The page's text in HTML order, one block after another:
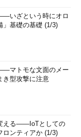
いざという時にオロ
」基礎の基礎 (1/3)
マトモな文面のメー
き型攻撃に注意
える――IoTとしての
ロンティアか (1/3)